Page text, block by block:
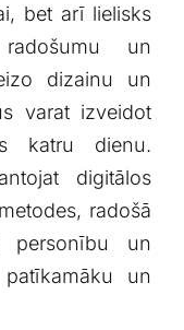
‌bet arī lielisks
un
dizainu un​
varat izveidot
katru dienu.
digitālos
radošā
personību un
un